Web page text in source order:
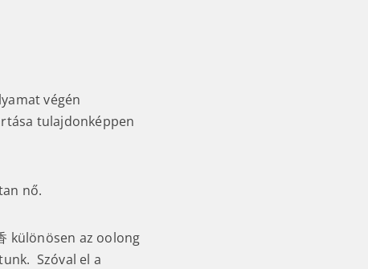
végén
tulajdonképpen
nő.
különösen az oolong
Szóval el a